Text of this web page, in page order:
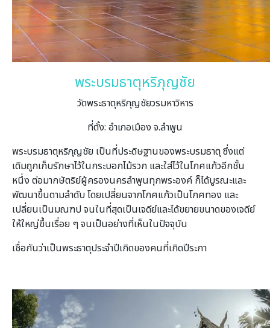
พระบรมธาตุหริภุญชัย
วัดพระธาตุหริภุญชัยวรมหาวิหาร
ที่ตั้ง: อำเภอเมือง จ.ลำพูน
พระบรมธาตุหริภุญชัย เป็นที่ประดิษฐานของพระบรมธาตุ ซึ่งแต่
เดิมถูกเก็บรักษาไว้ในกระบอกไม้รวก และใส่ไว้ในโกศแก้วอีกชั้น
หนึ่ง ต่อมากษัตริย์ผู้ครองนครลำพูนทุกพระองค์ ก็ได้บูรณะและ
พัฒนาขึ้นตามลำดับ โดยเปลี่ยนจากโกศแก้วเป็นโกศทอง และ
เปลี่ยนเป็นมณฑป จนในที่สุดเป็นเจดีย์และได้ขยายขนาดของเจดีย์
ให้ใหญ่ขึ้นเรื่อย ๆ จนเป็นอย่างที่เห็นในปัจจุบัน
เชื่อกันว่าเป็นพระธาตุประจำปีเกิดของคนที่เกิดปีระกา